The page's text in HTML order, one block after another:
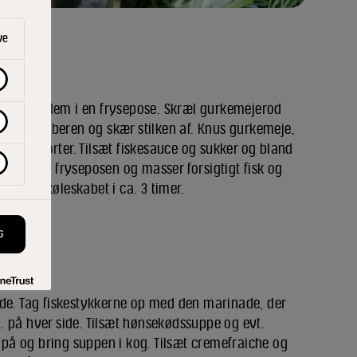
kom dem i en frysepose. Skræl gurkemejerod
chilipeberen og skær stilken af. Knus gurkemeje,
en morter. Tilsæt fiskesauce og sukker og bland
i fryseposen og masser forsigtigt fisk og
i køleskabet i ca. 3 timer.
Tag fiskestykkerne op med den marinade, der
hver side. Tilsæt hønsekødssuppe og evt.
og bring suppen i kog. Tilsæt cremefraiche og